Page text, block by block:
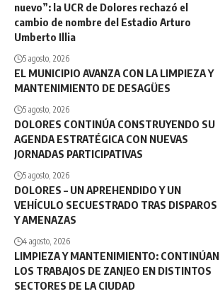
nuevo”: la UCR de Dolores rechazó el
cambio de nombre del Estadio Arturo
Umberto Illia
5 agosto, 2026
EL MUNICIPIO AVANZA CON LA LIMPIEZA Y
MANTENIMIENTO DE DESAGÜES
5 agosto, 2026
DOLORES CONTINÚA CONSTRUYENDO SU
AGENDA ESTRATÉGICA CON NUEVAS
JORNADAS PARTICIPATIVAS
5 agosto, 2026
DOLORES – UN APREHENDIDO Y UN
VEHÍCULO SECUESTRADO TRAS DISPAROS
Y AMENAZAS
4 agosto, 2026
LIMPIEZA Y MANTENIMIENTO: CONTINÚAN
LOS TRABAJOS DE ZANJEO EN DISTINTOS
SECTORES DE LA CIUDAD